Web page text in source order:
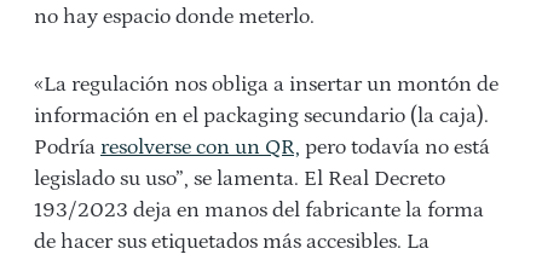
no hay espacio donde meterlo.
«La regulación nos obliga a insertar un montón de
información en el packaging secundario (la caja).
Podría resolverse con un QR, pero todavía no está
legislado su uso”, se lamenta. El Real Decreto
193/2023 deja en manos del fabricante la forma
de hacer sus etiquetados más accesibles. La